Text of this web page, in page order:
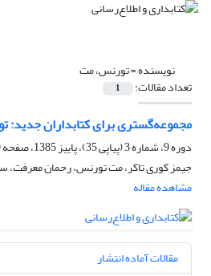
نویسنده =تورنس، مت
تعداد مقالات: 1
مجموعه‌گستری برای کتابداران جدید:
دوره 9، شماره 3 (پیاپی 35)، پاییز 1385، صفحه
جیمز کوری تاکر، مت تورنس، رحمان
مشاهده مقاله
مقالات آماده انتشار